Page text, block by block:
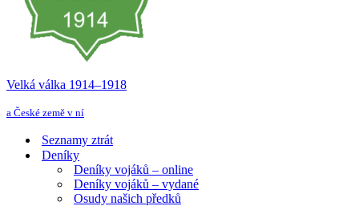
Velká válka 1914–⁠⁠⁠⁠⁠⁠1918
a České země v ní
Seznamy ztrát
Deníky
Deníky vojáků – online
Deníky vojáků – vydané
Osudy našich předků